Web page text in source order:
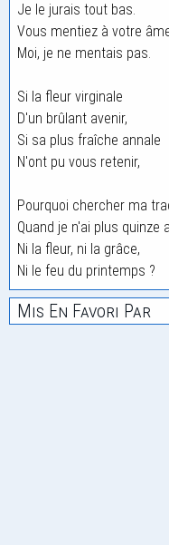
Je le jurais tout bas.
Vous mentiez à votre
Moi, je ne mentais pas.
Si la fleur virginale
D'un brûlant avenir,
Si sa plus fraîche annale
N'ont pu vous retenir,
Pourquoi chercher ma
Quand je n'ai plus quinze
Ni la fleur, ni la grâce,
Ni le feu du printemps ?
Mis En Favori Par